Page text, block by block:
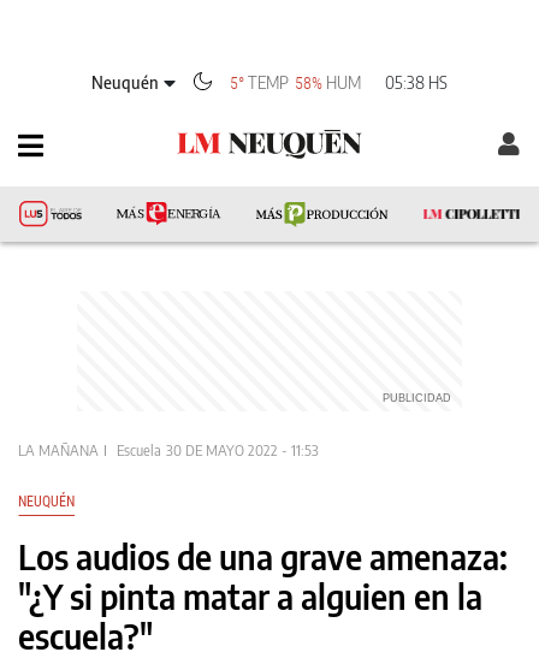
Neuquén 5°TEMP 58% HUM 05:38 HS
LA MAÑANA Escuela 30 DE MAYO 2022 - 11:53
NEUQUÉN
Los audios de una grave amenaza:
"¿Y si pinta matar a alguien en la
escuela?"